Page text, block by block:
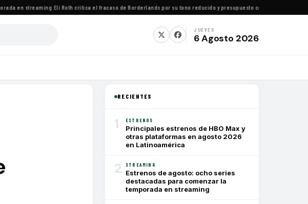
en streaming·Eli Roth critica el fracaso de Borderlands por su tono reducido y presupuesto conservador
JUEVES
6 Agosto 2026
RECIENTES
1 ESTRENOS
Principales estrenos de HBO Max y
otras plataformas en agosto 2026
en Latinoamérica
2 STREAMING
Estrenos de agosto: ocho series
destacadas para comenzar la
temporada en streaming